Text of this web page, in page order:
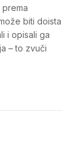
biti doista
i opisali ga
– to zvuči